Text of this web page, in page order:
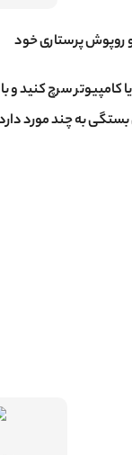
روپوش پرستاری خود
سرچ کنید و
به چند مورد